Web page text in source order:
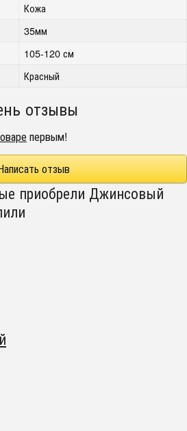
Кожа
35мм
105-120 см
Красный
отзывы
первым!
отзыв
приобрели Джинсовый